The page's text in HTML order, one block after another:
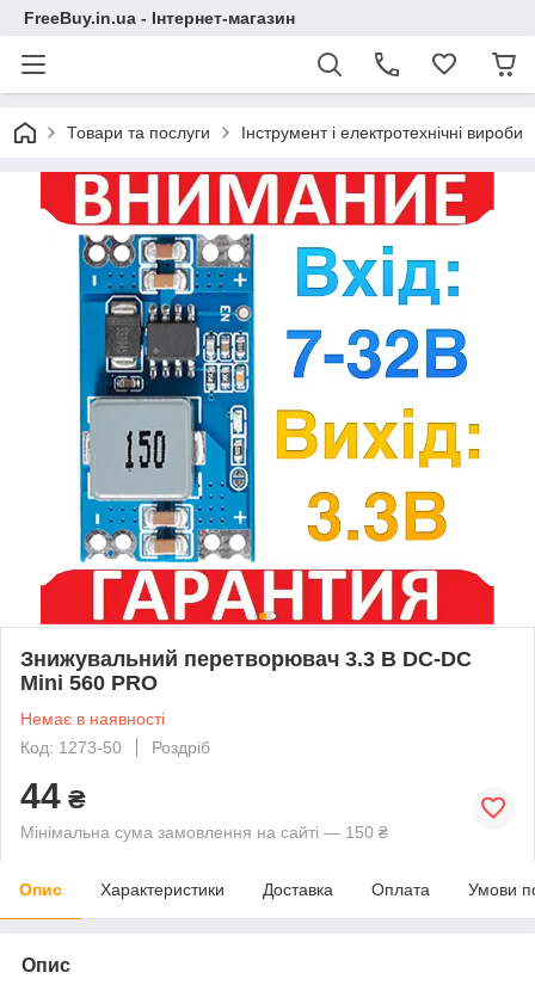
FreeBuy.in.ua - Інтернет-магазин
Товари та послуги Інструмент і електротехнічні вироби
Знижувальний перетворювач 3.3 В DC-DC
Mini 560 PRO
Немає в наявності
Код: 1273-50
Роздріб
44 ₴
Мінімальна сума замовлення на сайті — 150 ₴
Опис Характеристики Доставка Оплата Умови
Опис